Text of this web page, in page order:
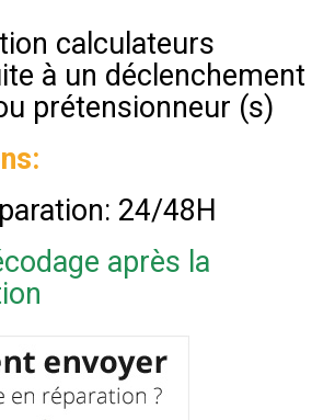
calculateurs
à un déclenchement
prétensionneur (s)
24/48H
après la